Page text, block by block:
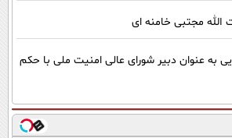
الله مجتبی خامنه ای
به عنوان دبیر شورای عالی امنیت ملی با حکم